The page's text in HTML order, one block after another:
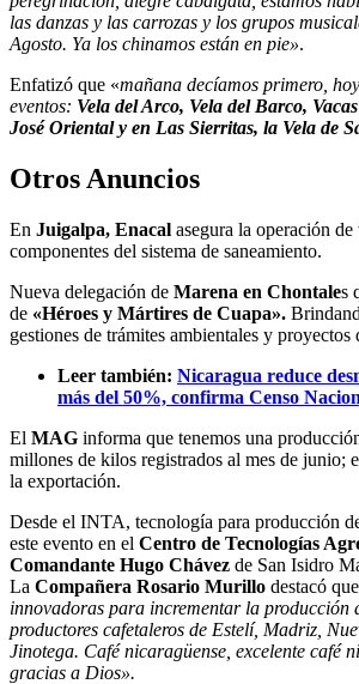
las danzas y las carrozas y los grupos
Agosto. Ya los chinamos están en pie».
Enfatizó que «mañana decíamos primero,
eventos: Vela del Arco, Vela del Barco,
José Oriental y en Las Sierritas, la Vela de
Otros Anuncios
En Juigalpa, Enacal asegura la operación de
componentes del sistema de saneamiento.
Nueva delegación de Marena en Chontales
de «Héroes y Mártires de Cuapa».
gestiones de trámites ambientales y proyectos
Leer también: Nicaragua reduce
más del 50%, confirma Censo
El MAG informa que tenemos una
millones de kilos registrados al mes de junio;
la exportación.
Desde el INTA, tecnología para producción
este evento en el Centro de Tecnologías
Comandante Hugo Chávez de San Isidro
La Compañera Rosario Murillo destacó que
innovadoras para incrementar la producción
productores cafetaleros de Estelí, Madriz,
Jinotega. Café nicaragüense, excelente café
gracias a Dios».